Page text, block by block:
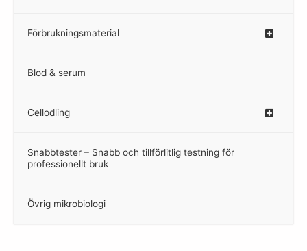
Förbrukningsmaterial
Blod & serum
Cellodling
–
Snabbtester – Snabb och tillförlitlig testning för
professionellt bruk
–
Övrig mikrobiologi
–